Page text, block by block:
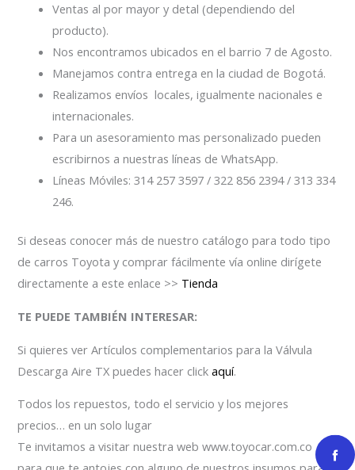
Ventas al por mayor y detal (dependiendo del
producto).
Nos encontramos ubicados en el barrio 7 de Agosto.
Manejamos contra entrega en la ciudad de Bogotá.
Realizamos envíos locales, igualmente nacionales e
internacionales.
Para un asesoramiento mas personalizado pueden
escribirnos a nuestras líneas de WhatsApp.
Líneas Móviles: 314 257 3597 / 322 856 2394 / 313 334
246.
Si deseas conocer más de nuestro catálogo para todo tipo
de carros Toyota y comprar fácilmente vía online dirígete
directamente a este enlace >> Tienda
TE PUEDE TAMBIÉN INTERESAR:
Si quieres ver Artículos complementarios para la Válvula
Descarga Aire TX puedes hacer clickaquí.
Todos los repuestos, todo el servicio y los mejores
precios… en un solo lugar
Te invitamos a visitar nuestra web www.toyocar.com.co